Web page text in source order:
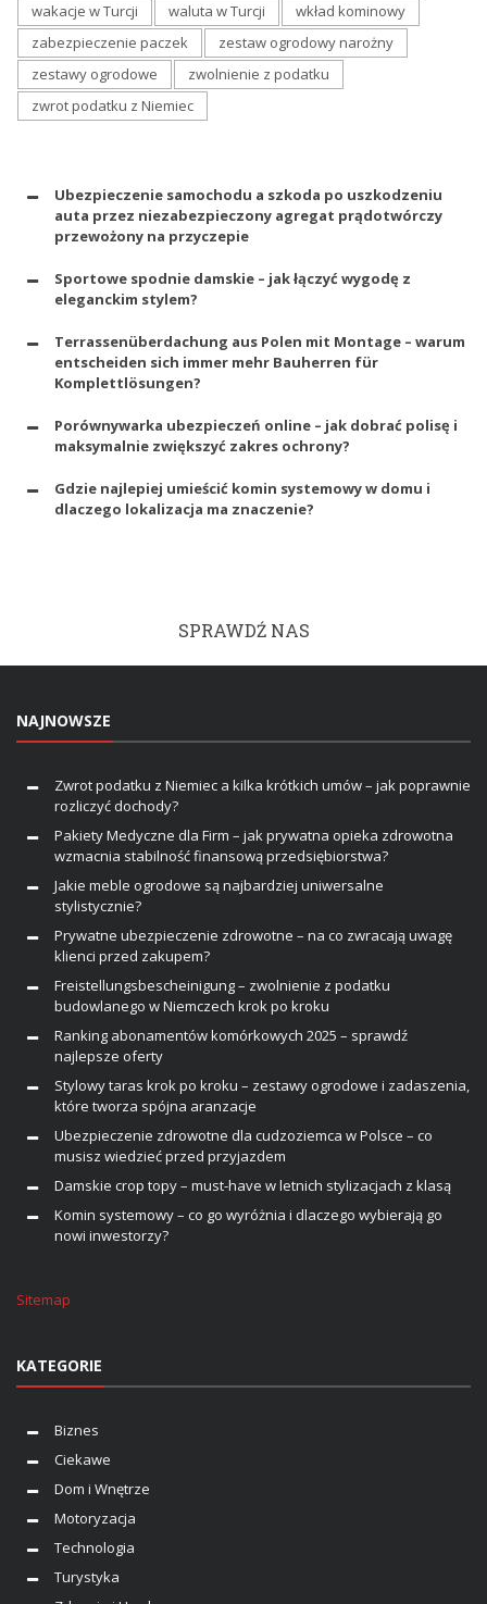
wakacje w Turcji
waluta w Turcji
wkład kominowy
zabezpieczenie paczek
zestaw ogrodowy narożny
zestawy ogrodowe
zwolnienie z podatku
zwrot podatku z Niemiec
Ubezpieczenie samochodu a szkoda po uszkodzeniu
auta przez niezabezpieczony agregat prądotwórczy
przewożony na przyczepie
Sportowe spodnie damskie – jak łączyć wygodę z
eleganckim stylem?
Terrassenüberdachung aus Polen mit Montage – warum
entscheiden sich immer mehr Bauherren für
Komplettlösungen?
Porównywarka ubezpieczeń online – jak dobrać polisę i
maksymalnie zwiększyć zakres ochrony?
Gdzie najlepiej umieścić komin systemowy w domu i
dlaczego lokalizacja ma znaczenie?
SPRAWDŹ NAS
NAJNOWSZE
Zwrot podatku z Niemiec a kilka krótkich umów – jak poprawnie
rozliczyć dochody?
Pakiety Medyczne dla Firm – jak prywatna opieka zdrowotna
wzmacnia stabilność finansową przedsiębiorstwa?
Jakie meble ogrodowe są najbardziej uniwersalne
stylistycznie?
Prywatne ubezpieczenie zdrowotne – na co zwracają uwagę
klienci przed zakupem?
Freistellungsbescheinigung – zwolnienie z podatku
budowlanego w Niemczech krok po kroku
Ranking abonamentów komórkowych 2025 – sprawdź
najlepsze oferty
Stylowy taras krok po kroku – zestawy ogrodowe i zadaszenia,
które tworza spójna aranzacje
Ubezpieczenie zdrowotne dla cudzoziemca w Polsce – co
musisz wiedzieć przed przyjazdem
Damskie crop topy – must-have w letnich stylizacjach z klasą
Komin systemowy – co go wyróżnia i dlaczego wybierają go
nowi inwestorzy?
Sitemap
KATEGORIE
Biznes
Ciekawe
Dom i Wnętrze
Motoryzacja
Technologia
Turystyka